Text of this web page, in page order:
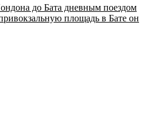
до Бата дневным поездом
площадь в Бате он